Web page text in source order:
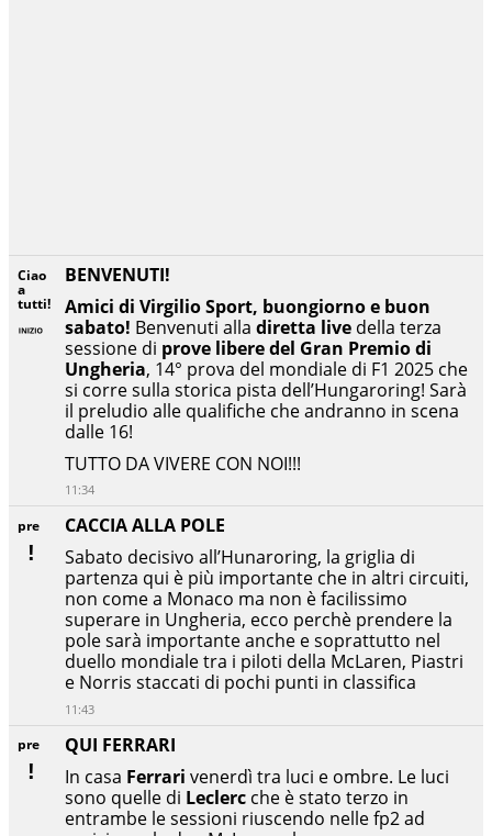
pre
QUI FERRARI
In casa Ferrari venerdì tra luci e ombre. Le luci
sono quelle di Leclerc che è stato terzo in
entrambe le sessioni riuscendo nelle fp2 ad
pre
CACCIA ALLA POLE
Sabato decisivo all’Hunaroring, la griglia di
partenza qui è più importante che in altri circuiti,
non come a Monaco ma non è facilissimo
superare in Ungheria, ecco perchè prendere la
pole sarà importante anche e soprattutto nel
duello mondiale tra i piloti della McLaren, Piastri
e Norris staccati di pochi punti in classifica
11:43
Ciao
a
tutti!
BENVENUTI!
Amici di Virgilio Sport, buongiorno e buon
sabato! Benvenuti alla diretta live della terza
sessione di prove libere del Gran Premio di
Ungheria, 14° prova del mondiale di F1 2025 che
si corre sulla storica pista dell’Hungaroring! Sarà
il preludio alle qualifiche che andranno in scena
dalle 16!
TUTTO DA VIVERE CON NOI!!!
11:34